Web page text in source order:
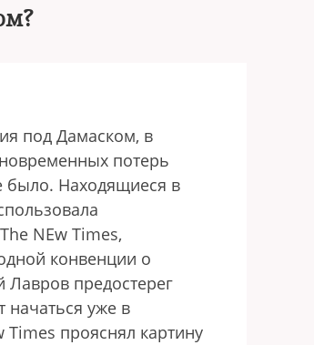
под Дамаском, в
потерь
было. Находящиеся в
NEw Times,
конвенции о
предостерег
уже в
прояснял картину